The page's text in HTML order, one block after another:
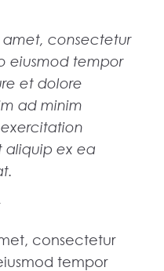
amet, consectetur
eiusmod tempor
et dolore
ad minim
aliquip ex ea
consectetur
tempor